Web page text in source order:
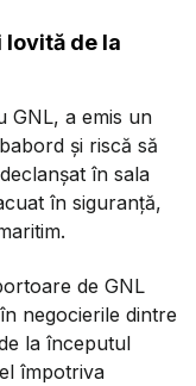
lovită de la
GNL, a emis un
și riscă să
în sala
în siguranță,
de GNL
negocierile dintre
la începutul
împotriva